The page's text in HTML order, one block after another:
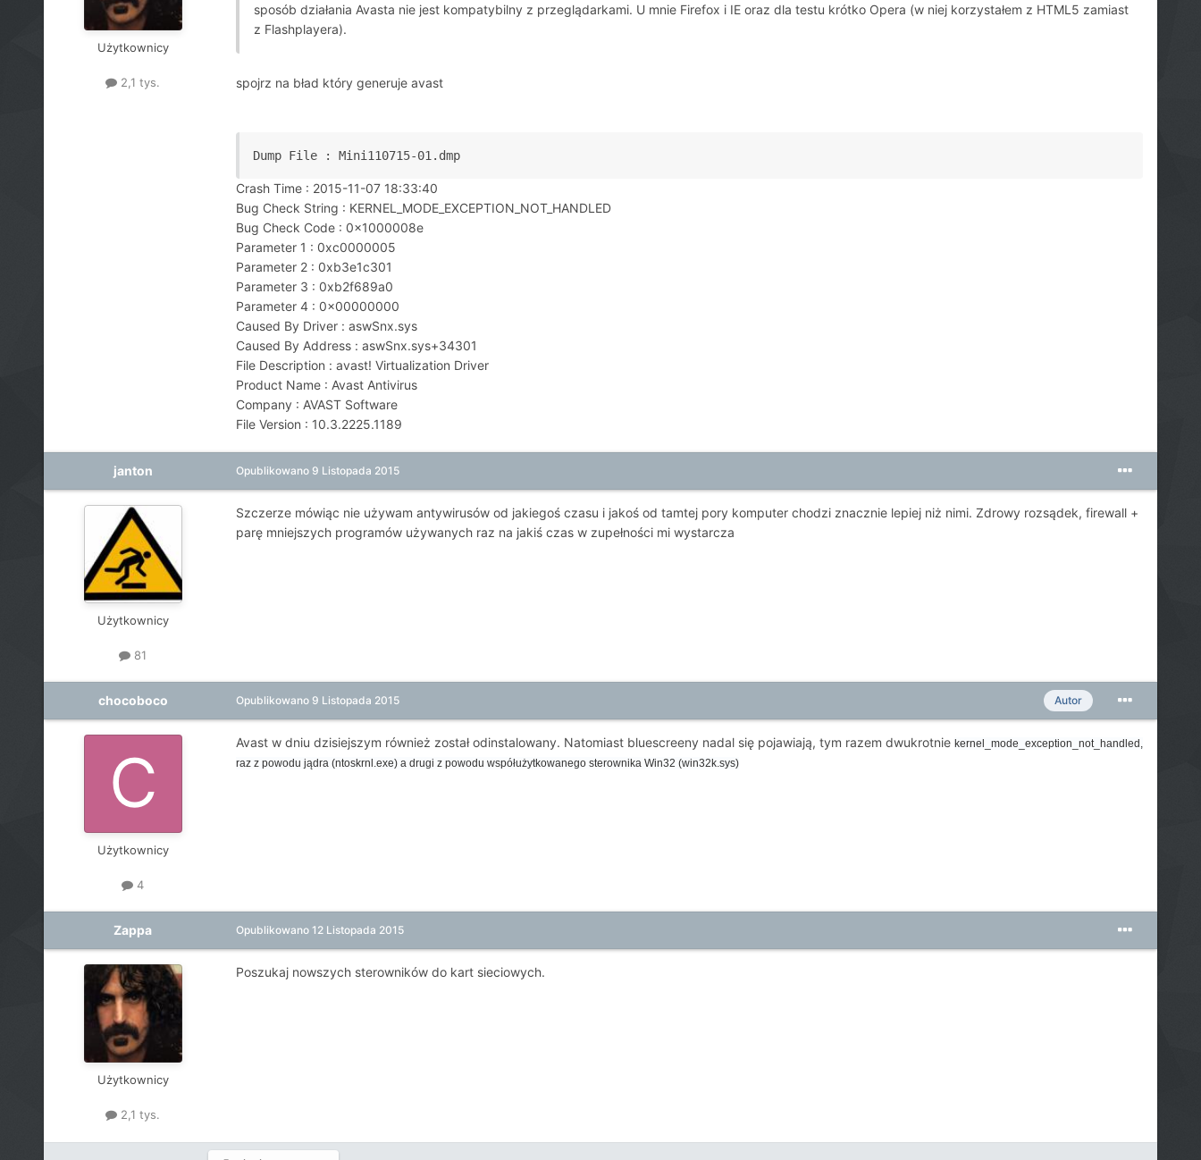
Użytkownicy
2,1 tys.
sposób działania Avasta nie jest kompatybilny z przeglądarkami. U mnie Firefox i IE oraz dla testu krótko Opera (w niej korzystałem z HTML5 zamiast
z Flashplayera).
spojrz na bład który generuje avast
Dump File : Mini110715-01.dmp
Crash Time : 2015-11-07 18:33:40
Bug Check String : KERNEL_MODE_EXCEPTION_NOT_HANDLED
Bug Check Code : 0x1000008e
Parameter 1 : 0xc0000005
Parameter 2 : 0xb3e1c301
Parameter 3 : 0xb2f689a0
Parameter 4 : 0x00000000
Caused By Driver : aswSnx.sys
Caused By Address : aswSnx.sys+34301
File Description : avast! Virtualization Driver
Product Name : Avast Antivirus
Company : AVAST Software
File Version : 10.3.2225.1189
janton
Użytkownicy
81
Opublikowano 9 Listopada 2015
Szczerze mówiąc nie używam antywirusów od jakiegoś czasu i jakoś od tamtej pory komputer chodzi znacznie lepiej niż nimi. Zdrowy rozsądek, firewall +
parę mniejszych programów używanych raz na jakiś czas w zupełności mi wystarcza
chocoboco
Użytkownicy
4
Autor
Opublikowano 9 Listopada 2015
Avast w dniu dzisiejszym również został odinstalowany. Natomiast bluescreeny nadal się pojawiają, tym razem dwukrotnie kernel_mode_exception_not_handled,
raz z powodu jądra (ntoskrnl.exe) a drugi z powodu współużytkowanego sterownika Win32 (win32k.sys)
Zappa
Użytkownicy
2,1 tys.
Opublikowano 12 Listopada 2015
Poszukaj nowszych sterowników do kart sieciowych.